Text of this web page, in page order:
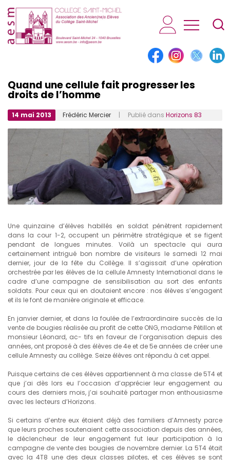
AESM...
Quand une cellule fait progresser les
droits de l’homme
14 mai 2013 Frédéric Mercier | Publié dans Horizons 83
Une quinzaine d’élèves habillés en soldat pénètrent rapidement
dans la cour 1-2, occupent un périmètre stratégique et se figent
pendant de longues minutes. Voilà un spectacle qui aura
certainement intrigué bon nombre de visiteurs le samedi 12 mai
dernier, jour de la fête du Collège. Il s’agissait d’une opération
orchestrée par les élèves de la cellule Amnesty International dans le
cadre d’une campagne de sensibilisation au sort des enfants
soldats. Pour ceux qui en doutaient encore : nos élèves s’engagent
et ils le font de manière originale et efficace.
En janvier dernier, et dans la foulée de l’extraordinaire succès de la
vente de bougies réalisée au profit de cette ONG, madame Pétillon et
monsieur Léonard, ac- tifs en faveur de l’organisation depuis des
années, ont proposé à des élèves de 4e et de 5e années de créer une
cellule Amnesty au collège. Seize élèves ont répondu à cet appel.
Puisque certains de ces élèves appartiennent à ma classe de 5T4 et
que j’ai dès lors eu l’occasion d’apprécier leur engagement au
cours des derniers mois, j’ai souhaité partager mon enthousiasme
avec les lecteurs d’Horizons.
Si certains d’entre eux étaient déjà des familiers d’Amnesty parce
que leurs proches soutenaient cette association depuis des années,
le déclencheur de leur engagement fut leur participation à la
campagne de vente des bougies de novembre dernier. La 5T4 était
avec la 4T8 une des deux classes pilotes, et ces élèves se sont